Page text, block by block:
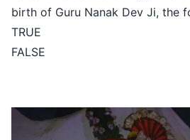
birth of Guru Nanak Dev Ji, the
TRUE
FALSE